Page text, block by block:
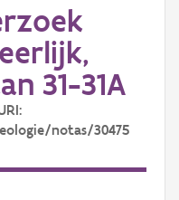
31-31A
notas/30475